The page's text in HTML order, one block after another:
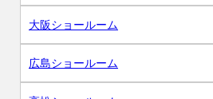
大阪ショールーム
広島ショールーム